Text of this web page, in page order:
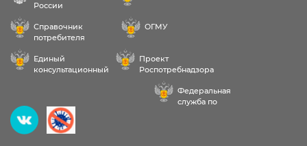
Здравствуйте! Пожалуйста,
выберите услугу:
России
Справочник
потребителя
ОГМУ
Единый
консультационный
Проект
Роспотребнадзора
РФ «Здоровое
питание» Федеральная
служба по